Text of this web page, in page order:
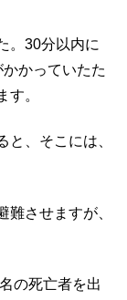
。30分以内に
かっていたた
す。
、そこには、
難させますが、
の死亡者を出